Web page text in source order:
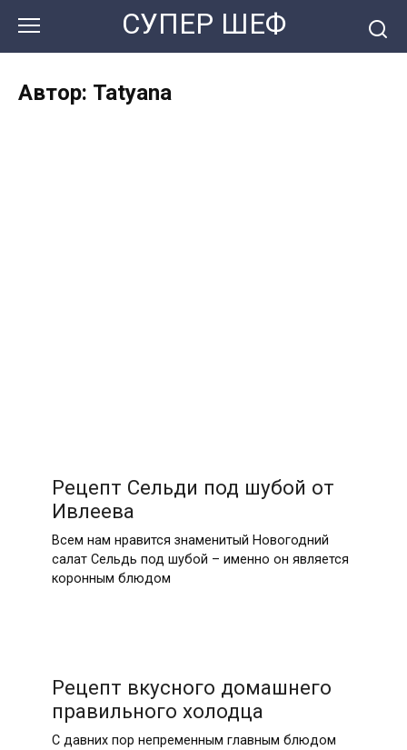
контенту
СУПЕР ШЕФ
Автор: Tatyana
Рецепт Сельди под шубой от
Ивлеева
Всем нам нравится знаменитый Новогодний
салат Сельдь под шубой – именно он является
коронным блюдом
Рецепт вкусного домашнего
правильного холодца
С давних пор непременным главным блюдом